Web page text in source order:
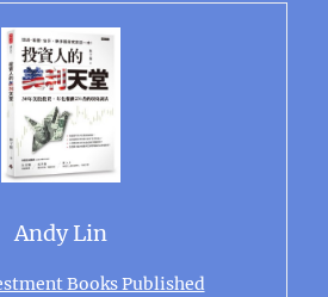
Andy Lin
Books Published